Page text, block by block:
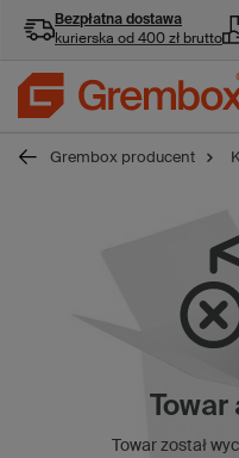
Bezpłatna dostawa
kurierska od 400 zł brutto
Grembox producent
Towar
Towar został